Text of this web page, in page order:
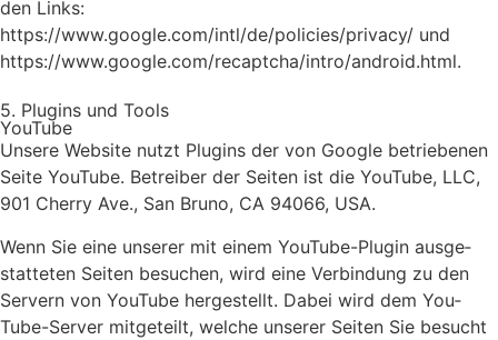
den Links:
https://www.google.com/intl/de/policies/privacy/ und
https://www.google.com/recaptcha/intro/android.html.
5. Plug­ins und Tools
You­Tube
Unse­re Web­site nutzt Plug­ins der von Goog­le betrie­be­nen
Sei­te You­Tube. Betrei­ber der Sei­ten ist die You­Tube, LLC,
901 Cher­ry Ave., San Bru­no, CA 94066, USA.
Wenn Sie eine unse­rer mit einem You­Tube-Plug­in aus­ge­
stat­te­ten Sei­ten besu­chen, wird eine Ver­bin­dung zu den
Ser­vern von You­Tube her­ge­stellt. Dabei wird dem You­
Tube-Ser­ver mit­ge­teilt, wel­che unse­rer Sei­ten Sie besucht